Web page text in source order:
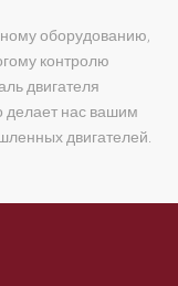
оборудованию,
контролю
двигателя
делает нас вашим
двигателей.